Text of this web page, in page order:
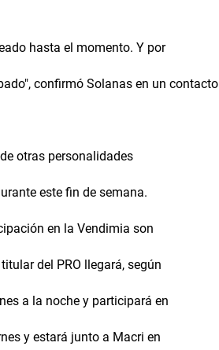
hasta el momento. Y por
confirmó Solanas en un contacto
otras personalidades
este fin de semana.
en la Vendimia son
del PRO llegará, según
a la noche y participará en
y estará junto a Macri en